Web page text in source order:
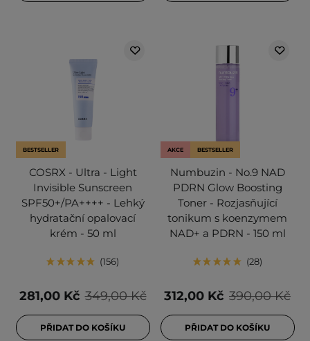
BESTSELLER
COSRX - Ultra - Light
Invisible Sunscreen
SPF50+/PA++++ - Lehký
hydratační opalovací
krém - 50 ml
156
349,00 Kč
281,00 Kč
PŘIDAT DO KOŠÍKU
AKCE BESTSELLER
Numbuzin - No.9 NAD
PDRN Glow Boosting
Toner - Rozjasňující
tonikum s koenzymem
NAD+ a PDRN - 150 ml
28
390,00 Kč
312,00 Kč
PŘIDAT DO KOŠÍKU